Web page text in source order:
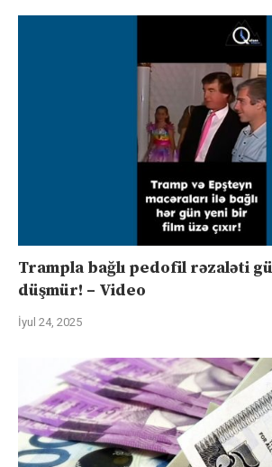
Trampla bağlı pedofil rəzaləti
düşmür! – Video
İyul 24, 2025